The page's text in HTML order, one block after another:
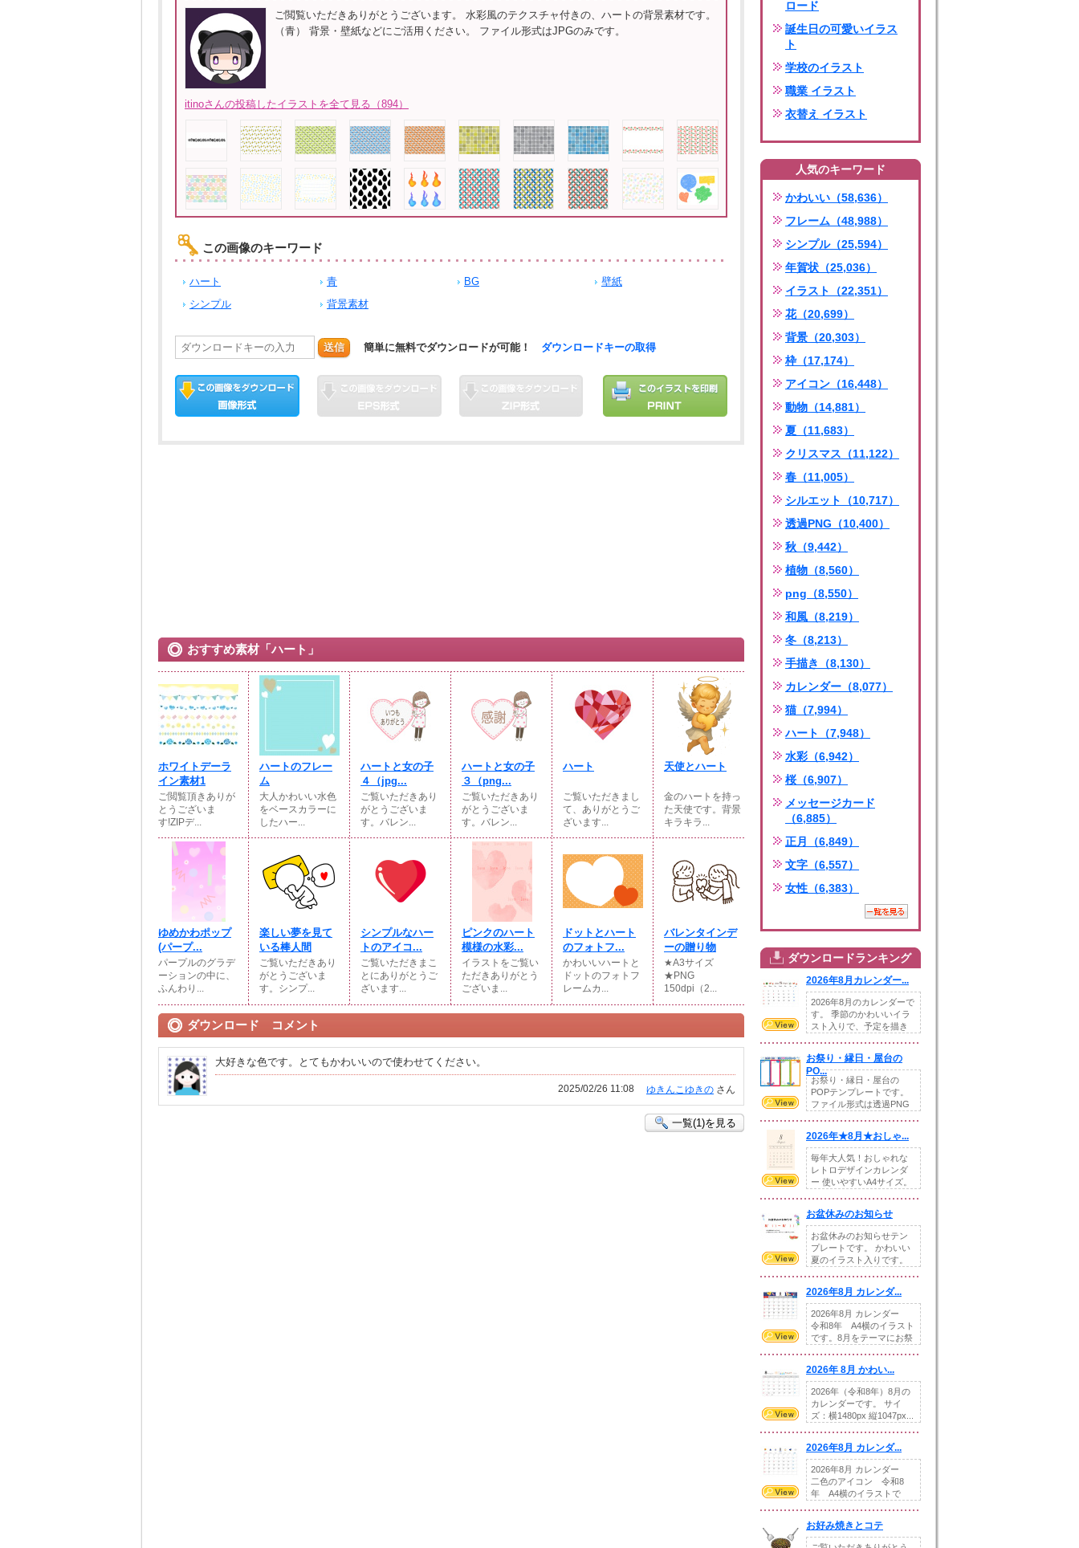
ご閲覧いただきありがとうございます。 水彩風のテクスチャ付きの、ハートの背景素材です。
（青） 背景・壁紙などにご活用ください。 ファイル形式はJPGのみです。
itinoさんの投稿したイラストを全て見る（894）
この画像のキーワード
ハート 青 BG
壁紙
シンプル
背景素材
送信 簡単に無料でダウンロードが可能！ ダウンロードキーの取得
おすすめ素材「ハート」
ホワイトデーラ
イン素材1
ご閲覧頂きありが
とうございま
す!ZIPデ...
ハートのフレー
ム
大人かわいい水色
をベースカラーに
したハー...
ハートと女の子
４（jpg...
ご覧いただきあり
がとうございま
す。バレン...
ハートと女の子
３（png...
ご覧いただきあり
がとうございま
す。バレン...
ハート
ご覧いただきまし
て、ありがとうご
ざいます...
天使とハート
金のハートを持っ
た天使です。背景
キラキラ...
ゆめかわポップ
(⁠パープ...
パープルのグラデ
ーションの中に、
ふんわり...
楽しい夢を見て
いる棒人間
ご覧いただきあり
がとうございま
す。シンプ...
シンプルなハー
トのアイコ...
ご覧いただきまこ
とにありがとうご
ざいます...
ピンクのハート
模様の水彩...
イラストをご覧い
ただきありがとう
ございま...
ドットとハート
のフォトフ...
かわいいハートと
ドットのフォトフ
レームカ...
バレンタインデ
ーの贈り物
★A3サイズ
★PNG
150dpi（2...
ダウンロード コメント
大好きな色です。とてもかわいいので使わせてください。
ゆきんこゆきの さん
2025/02/26 11:08
一覧(1)を見る
ロード
誕生日の可愛いイラス
ト
学校のイラスト
職業 イラスト
衣替え イラスト
人気のキーワード
かわいい（58,636）
フレーム（48,988）
シンプル（25,594）
年賀状（25,036）
イラスト（22,351）
花（20,699）
背景（20,303）
枠（17,174）
アイコン（16,448）
動物（14,881）
夏（11,683）
クリスマス（11,122）
春（11,005）
シルエット（10,717）
透過PNG（10,400）
秋（9,442）
植物（8,560）
png（8,550）
和風（8,219）
冬（8,213）
手描き（8,130）
カレンダー（8,077）
猫（7,994）
ハート（7,948）
水彩（6,942）
桜（6,907）
メッセージカード
（6,885）
正月（6,849）
文字（6,557）
女性（6,383）
ダウンロードランキング
2026年8月カレンダー...
2026年8月のカレンダーで
す。 季節のかわいいイラ
スト入りで、予定を描き
お祭り・縁日・屋台の
PO...
お祭り・縁日・屋台の
POPテンプレートです。
ファイル形式は透過PNG
2026年★8月★おしゃ...
毎年大人気！おしゃれな
レトロデザインカレンダ
ー 使いやすいA4サイズ。
お盆休みのお知らせ
お盆休みのお知らせテン
プレートです。 かわいい
夏のイラスト入りです。
2026年8月 カレンダ...
2026年8月 カレンダー
令和8年 A4横のイラスト
です。8月をテーマにお祭
2026年 8月 かわい...
2026年（令和8年）8月の
カレンダーです。 サイ
ズ：横1480px 縦1047px...
2026年8月 カレンダ...
2026年8月 カレンダー
二色のアイコン 令和8
年 A4横のイラストで
お好み焼きとコテ